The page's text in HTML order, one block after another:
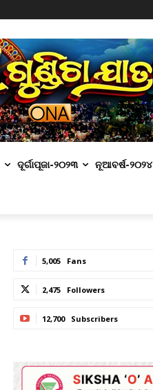
ଦୂର୍ଗାପୂଜା-୨୦୨୩ ନୂଆବର୍ଷ-୨୦୨୪
5,005 Fans
2,475 Followers
12,700 Subscribers